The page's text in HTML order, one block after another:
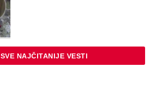
SVE NAJČITANIJE VESTI